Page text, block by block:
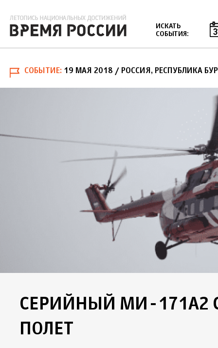
ИСКАТЬ
СОБЫТИЯ:
СОБЫТИЕ 19 МАЯ 2018 / РОССИЯ, РЕСПУБЛИКА
СЕРИЙНЫЙ МИ-171А2
ПОЛЕТ